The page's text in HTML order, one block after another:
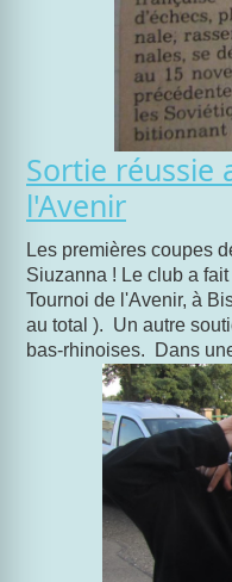
Sortie réussie
l'Avenir
Les premières coupes
Siuzanna ! Le club a
Tournoi de l'Avenir, à
au total ). Un autre
bas-rhinoises. Dans